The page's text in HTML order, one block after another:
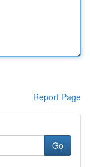
Report Page
Go